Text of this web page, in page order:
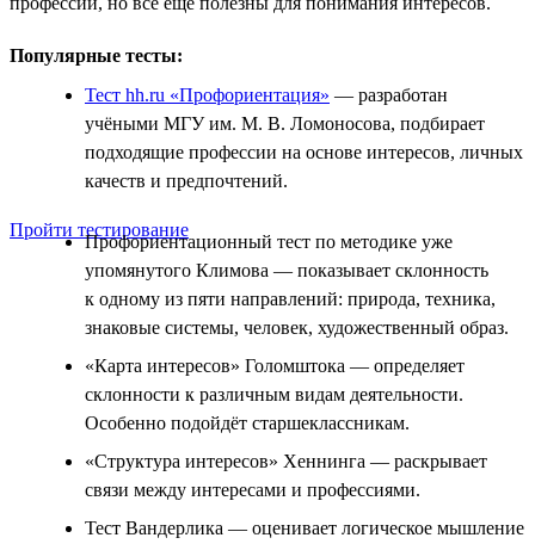
Популярные тесты:
Тест hh.ru «Профориентация» — разработан
учёными МГУ им. М. В. Ломоносова, подбирает
подходящие профессии на основе интересов, личных
качеств и предпочтений.
Пройти тестирование
Профориентационный тест по методике уже
упомянутого Климова — показывает склонность
к одному из пяти направлений: природа, техника,
знаковые системы, человек, художественный образ.
«Карта интересов» Голомштока — определяет
склонности к различным видам деятельности.
Особенно подойдёт старшеклассникам.
«Структура интересов» Хеннинга — раскрывает
связи между интересами и профессиями.
Тест Вандерлика — оценивает логическое мышление